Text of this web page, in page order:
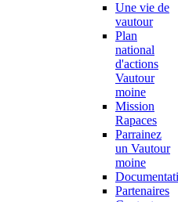
Une vie de
vautour
Plan
national
d'actions
Vautour
moine
Mission
Rapaces
Parrainez
un Vautour
moine
Partenaires